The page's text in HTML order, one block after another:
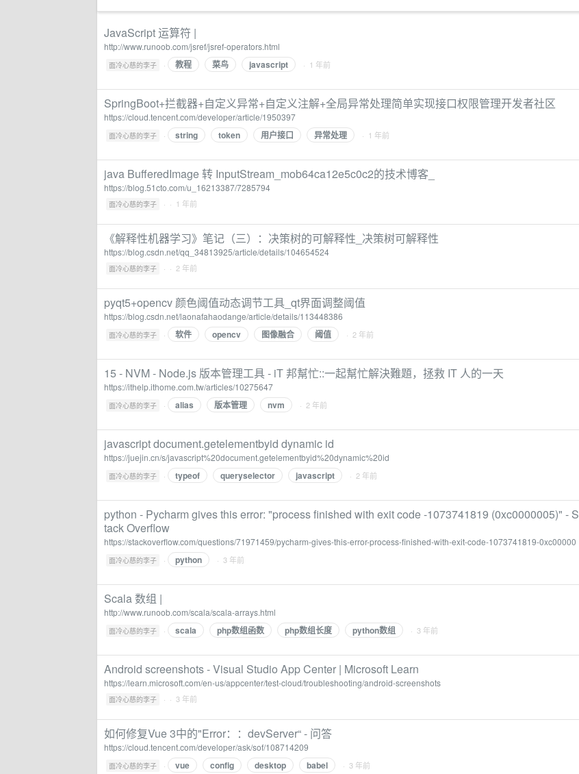
JavaScript 运算符 |
http://www.runoob.com/jsref/jsref-operators.html
面冷心慈的李子 · 教程 菜鸟 javascript · 1 年前
SpringBoot+拦截器+自定义异常+自定义注解+全局异常处理简单实现接口权限管理开发者社区
https://cloud.tencent.com/developer/article/1950397
面冷心慈的李子 · string token 用户接口 异常处理 · 1 年前
java BufferedImage 转 InputStream_mob64ca12e5c0c2的技术博客_
https://blog.51cto.com/u_16213387/7285794
面冷心慈的李子 · · 1 年前
《解释性机器学习》笔记（三）：决策树的可解释性_决策树可解释性
https://blog.csdn.net/qq_34813925/article/details/104654524
面冷心慈的李子 · · 2 年前
pyqt5+opencv 颜色阈值动态调节工具_qt界面调整阈值
https://blog.csdn.net/laonafahaodange/article/details/113448386
面冷心慈的李子 · 软件 opencv 图像融合 阈值 · 2 年前
15 - NVM - Node.js 版本管理工具 - iT 邦幫忙::一起幫忙解決難題，拯救 IT 人的一天
https://ithelp.ithome.com.tw/articles/10275647
面冷心慈的李子 · alias 版本管理 nvm · 2 年前
javascript document.getelementbyid dynamic id
https://juejin.cn/s/javascript%20document.getelementbyid%20dynamic%20id
面冷心慈的李子 · typeof queryselector javascript · 2 年前
python - Pycharm gives this error: "process finished with exit code -1073741819 (0xc0000005)" - S
tack Overflow
https://stackoverflow.com/questions/71971459/pycharm-gives-this-error-process-finished-with-exit-code-1073741819-0xc00000
面冷心慈的李子 · python · 3 年前
Scala 数组 |
http://www.runoob.com/scala/scala-arrays.html
面冷心慈的李子 · scala php数组函数 php数组长度 python数组 · 3 年前
Android screenshots - Visual Studio App Center | Microsoft Learn
https://learn.microsoft.com/en-us/appcenter/test-cloud/troubleshooting/android-screenshots
面冷心慈的李子 · · 3 年前
如何修复Vue 3中的"Error：：devServer“ - 问答
https://cloud.tencent.com/developer/ask/sof/108714209
面冷心慈的李子 · vue config desktop babel · 3 年前